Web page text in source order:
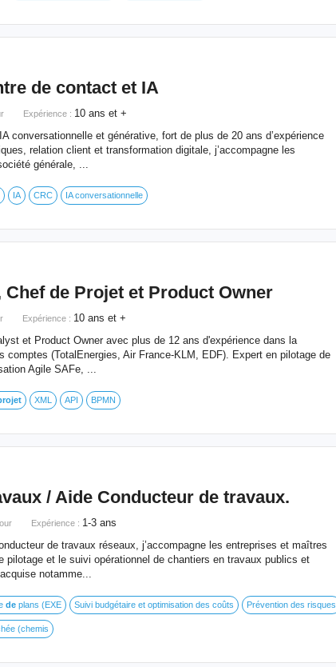
decontact et IA
Expérience : 10 ans et +
conversationnelle et générative, fort de plus de 20 ans d’expérience
relation client et transformation digitale, j’accompagne les
générale, ...
IA CRC IA conversationnelle
Chef de Projetet Product Owner
Expérience : 10 ans et +
et Product Owner avec plus de 12 ans d'expérience dans la
comptes (TotalEnergies, Air France-KLM, EDF). Expert en pilotage de
Agile SAFe, ...
XML API BPMN
/ Aide Conducteur detravaux.
Expérience : 1-3 ans
de travaux réseaux, j’accompagne les entreprises et maîtres
pilotage et le suivi opérationnel de chantiers en travaux publics et
notamme...
deplans (EXE Suivi budgétaire et optimisation des coûts Prévention des risques
(chemis